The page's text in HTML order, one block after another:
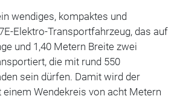
wendiges, kompaktes und
Elektro-Transportfahrzeug, das auf
und 1,40 Metern Breite zwei
die mit rund 550
sein dürfen. Damit wird der
Wendekreis von acht Metern